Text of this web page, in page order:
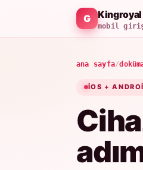
Kingroyal
mobil
ana sayfa/
IOS +